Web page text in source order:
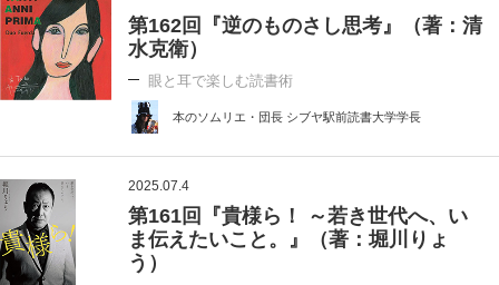
第162回『逆のものさし思考』（著：清
水克衛）
眼と耳で楽しむ読書術
本のソムリエ・団長 シブヤ駅前読書大学学長
2025.07.4
第161回『貴様ら！ ～若き世代へ、い
ま伝えたいこと。』（著：堀川りょ
う）